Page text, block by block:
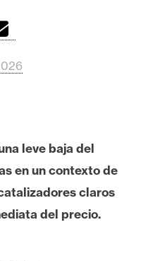
leve baja del
en un contexto de
claros
del precio.